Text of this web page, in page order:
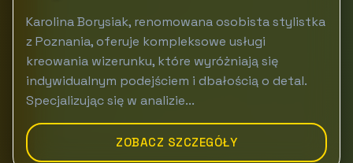
Karolina Borysiak, renomowana osobista stylistka
z Poznania, oferuje kompleksowe usługi
kreowania wizerunku, które wyróżniają się
indywidualnym podejściem i dbałością o detal.
Specjalizując się w analizie...
ZOBACZ SZCZEGÓŁY